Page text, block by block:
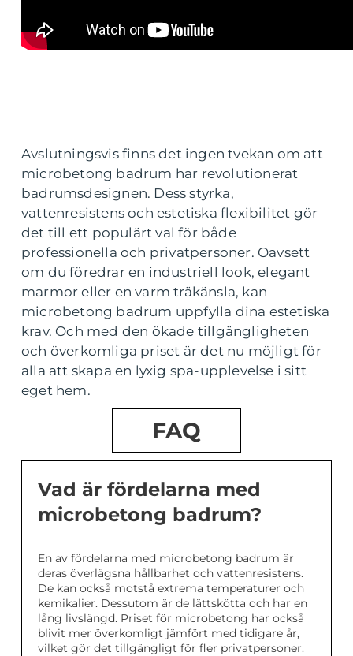
Avslutningsvis finns det ingen tvekan om att
microbetong badrum har revolutionerat
badrumsdesignen. Dess styrka,
vattenresistens och estetiska flexibilitet gör
det till ett populärt val för både
professionella och privatpersoner. Oavsett
om du föredrar en industriell look, elegant
marmor eller en varm träkänsla, kan
microbetong badrum uppfylla dina estetiska
krav. Och med den ökade tillgängligheten
och överkomliga priset är det nu möjligt för
alla att skapa en lyxig spa-upplevelse i sitt
eget hem.
FAQ
Vad är fördelarna med
microbetong badrum?
En av fördelarna med microbetong badrum är
deras överlägsna hållbarhet och vattenresistens.
De kan också motstå extrema temperaturer och
kemikalier. Dessutom är de lättskötta och har en
lång livslängd. Priset för microbetong har också
blivit mer överkomligt jämfört med tidigare år,
vilket gör det tillgängligt för fler privatpersoner.